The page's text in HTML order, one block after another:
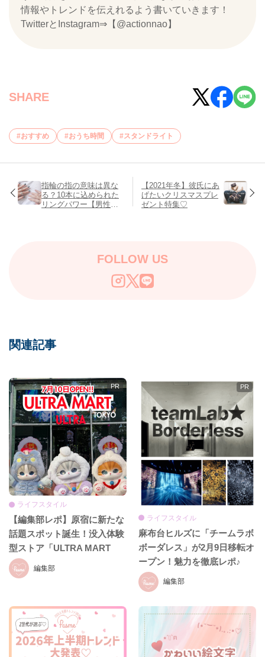
情報やトレンドを伝えれるよう書いていきます！
TwitterとInstagram⇒【@actionnao】
SHARE
おすすめ おうち時間 スタンドライト
指輪の指の意味は異な
る？10本に込められた
リングパワー【男性・
【2021年冬】彼氏にあ
げたいクリスマスプレ
ゼント特集♡
FOLLOW US
関連記事
編集部
ライフスタイル
【編集部レポ】原宿に新たな
話題スポット誕生！没入体験
型ストア「ULTRA MART
TOKYO」
編集部
ライフスタイル
麻布台ヒルズに「チームラボ
ボーダレス」が2月9日移転オ
ープン！魅力を徹底レポ♪